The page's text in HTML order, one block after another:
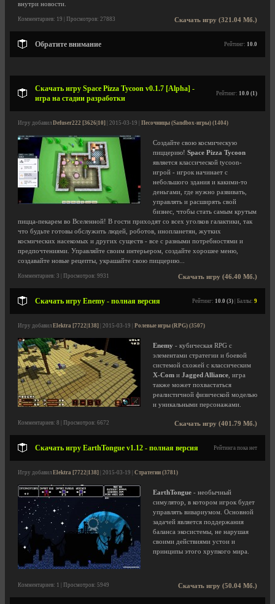
внутри новости.
Скачать игру (321.04 Мб.)
Комментариев: 19 | Просмотров: 27883
Обратите внимание Рейтинг: 10.0
Скачать игру Space Pizza Tycoon v0.1.7 [Alpha] -
игра на стадии разработки
Рейтинг: 10.0 (1)
Игру добавил Defuser222 [3626|10] | 2015-03-19 | Песочницы (Sandbox-игры) (1404)
Создайте свою космическую
пиццерию! Space Pizza Tycoon
является классической tycoon-
игрой - игрок начинает с
небольшого здания и какими-то
деньгами, где нужно развивать,
управлять и расширять свой
бизнес, чтобы стать самым крутым
пицца-пекарем во Вселенной! В гости приходят со всех уголков галактики, так
что будьте готовы обслужить людей, роботов, инопланетян, жутких
космических насекомых и других существ - все с разными потребностями и
предпочтениями. Управляйте своим интерьером, создайте хорошее меню,
создавайте новые рецепты, украшайте свою пиццерию...
Скачать игру (46.40 Мб.)
Комментариев: 3 | Просмотров: 9931
Скачать игру Enemy - полная версия Рейтинг: 10.0 (3) | Баллы: 9
Игру добавил Elektra [7722|138] | 2015-03-19 | Ролевые игры (RPG) (3507)
Enemy - кубическая RPG с
элементами стратегии и боевой
системой схожей с классическим
X-Com и Jagged Alliance , игра
также может похвастаться
реалистичной физической моделью
и уникальными персонажами.
Скачать игру (401.79 Мб.)
Комментариев: 8 | Просмотров: 6672
Скачать игру EarthTongue v1.12 - полная версия Рейтинга пока нет
Игру добавил Elektra [7722|138] | 2015-03-19 | Стратегии (3781)
EarthTongue - необычный
симулятор, в котором игрок будет
управлять вивариумом. Основной
задачей является поддержания
баланса экосистемы, не нарушая
своими действиями устои и
принципы этого хрупкого мира.
Скачать игру (50.04 Мб.)
Комментариев: 1 | Просмотров: 5949